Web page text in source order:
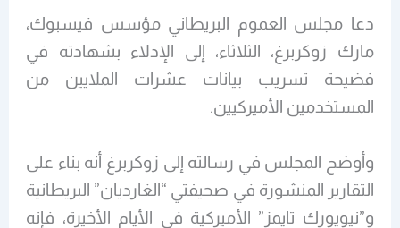
دعا مجلس العموم البريطاني مؤسس فيسبوك،
مارك زوكربرغ، الثلاثاء، إلى الإدلاء بشهادته في
فضيحة تسريب بيانات عشرات الملايين من
المستخدمين الأميركيين.
وأوضح المجلس في رسالته إلى زوكربرغ أنه بناء على
التقارير المنشورة في صحيفتي “الغارديان” البريطانية
و”نيويورك تايمز” الأميركية في الأيام الأخيرة، فإنه